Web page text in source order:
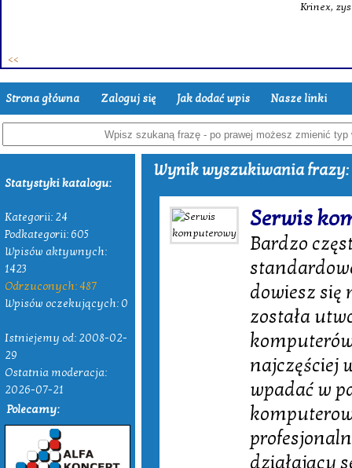
Krinex,
Strona główna Zaloguj się Jak dodać wpis Nasze linki
Statystyki katalogu:
Kategorii: 24
Podkategorii: 605
Wpisów aktywnych:
1423
Odrzuconych: 487
Wpisów oczekujących: 0
Istniejemy od: 2008-02-
29
Ostatnia moderacja:
2026-07-21
Polecamy:
Wynik wyszukiwania
Serwis
Bardzo
dowiesz
została
najczęściej
wpadać w
działający